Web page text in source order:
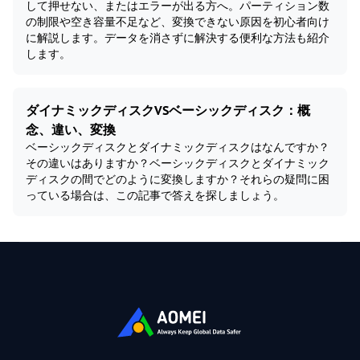
して押せない、またはエラーが出る方へ。パーティション数
の制限や空き容量不足など、変換できない原因を初心者向け
に解説します。データを消さずに解決する便利な方法も紹介
します。
ダイナミックディスクVSベーシックディスク：概
念、違い、変換
ベーシックディスクとダイナミックディスクはなんですか？
その違いはありますか？ベーシックディスクとダイナミック
ディスクの間でどのように変換しますか？それらの疑問に困
っている場合は、この記事で答えを探しましょう。